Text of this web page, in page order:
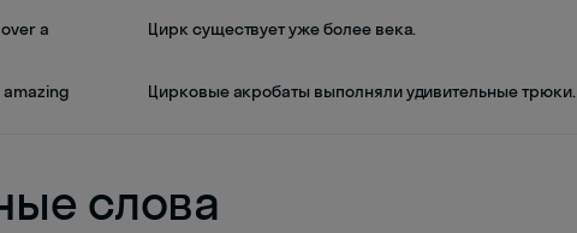
a
Цирк существует уже более века.
Цирковые акробаты выполняли удивительные трюки.
слова